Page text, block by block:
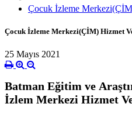
Çocuk İzleme
Çocuk İzleme Merkezi(ÇİM) Hizmet
25 Mayıs 2021
Batman Eğitim ve
İzlem Merkezi Hizmet